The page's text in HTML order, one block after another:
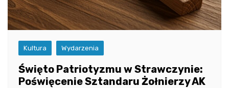
Kultura Wydarzenia
Święto Patriotyzmu w Strawczynie:
Poświęcenie Sztandaru Żołnierzy AK